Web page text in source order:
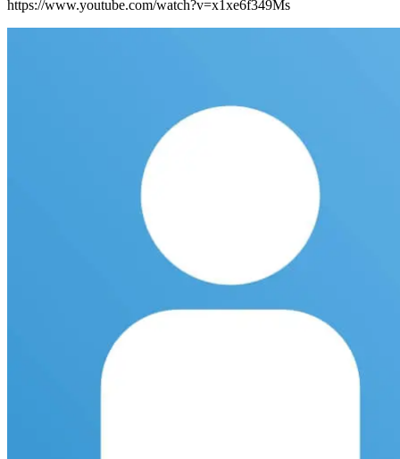
https://www.youtube.com/watch?v=x1xe6f349Ms